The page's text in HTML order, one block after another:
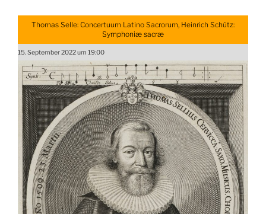
Thomas Selle: Concertuum Latino Sacrorum, Heinrich Schütz:
Symphoniæ sacræ
15. September 2022 um 19:00